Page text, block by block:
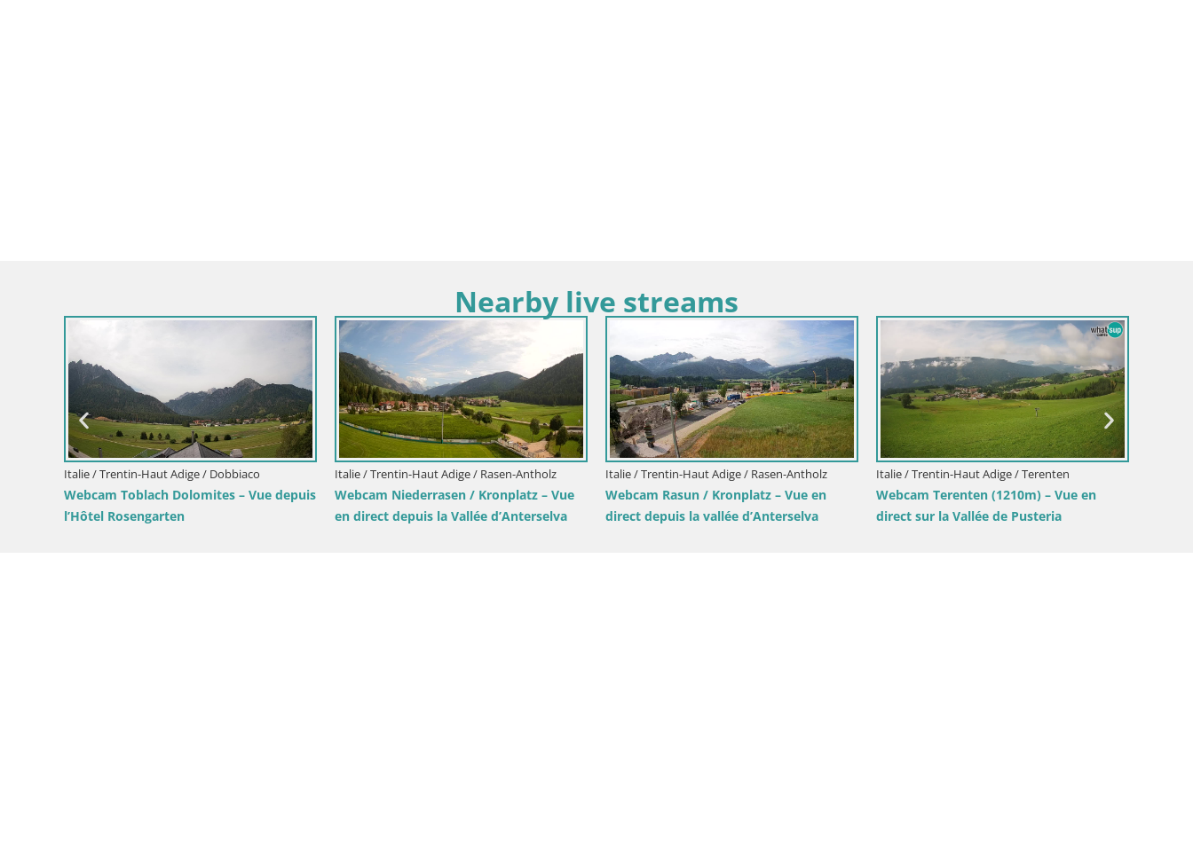
Nearby live streams
Adige / Terenten
(1210m) – Vue en
de Pusteria
Italie / Trentin-Haut Adige / Rio Pusteria-
Mühlbach
Webcam Gitschlift / télésiège Gitsch –
Station amont (2 512 m)
Italie / Trentin-Haut Adige / Brunico
Station de ski Kronplatz sommet | vue
sur Brunico
Italie / Trentin-Haut Adige / Brunico
Sommet du Kronplatz | vue sur Valdaora
– Olang
Italie / Trentin-Haut Adige / Brunico
Kronplatz | sommet | 2275m